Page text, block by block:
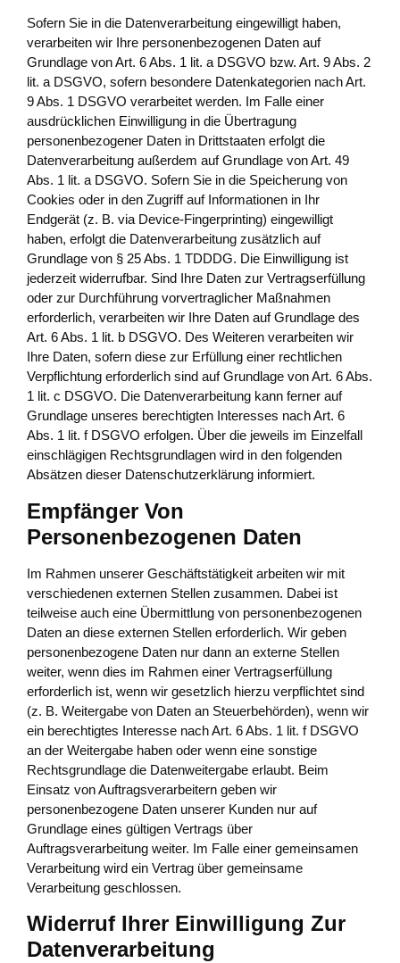
Sofern Sie in die Datenverarbeitung eingewilligt haben,
verarbeiten wir Ihre personenbezogenen Daten auf
Grundlage von Art. 6 Abs. 1 lit. a DSGVO bzw. Art. 9 Abs. 2
lit. a DSGVO, sofern besondere Datenkategorien nach Art.
9 Abs. 1 DSGVO verarbeitet werden. Im Falle einer
ausdrücklichen Einwilligung in die Übertragung
personenbezogener Daten in Drittstaaten erfolgt die
Datenverarbeitung außerdem auf Grundlage von Art. 49
Abs. 1 lit. a DSGVO. Sofern Sie in die Speicherung von
Cookies oder in den Zugriff auf Informationen in Ihr
Endgerät (z. B. via Device-Fingerprinting) eingewilligt
haben, erfolgt die Datenverarbeitung zusätzlich auf
Grundlage von § 25 Abs. 1 TDDDG. Die Einwilligung ist
jederzeit widerrufbar. Sind Ihre Daten zur Vertragserfüllung
oder zur Durchführung vorvertraglicher Maßnahmen
erforderlich, verarbeiten wir Ihre Daten auf Grundlage des
Art. 6 Abs. 1 lit. b DSGVO. Des Weiteren verarbeiten wir
Ihre Daten, sofern diese zur Erfüllung einer rechtlichen
Verpflichtung erforderlich sind auf Grundlage von Art. 6 Abs.
1 lit. c DSGVO. Die Datenverarbeitung kann ferner auf
Grundlage unseres berechtigten Interesses nach Art. 6
Abs. 1 lit. f DSGVO erfolgen. Über die jeweils im Einzelfall
einschlägigen Rechtsgrundlagen wird in den folgenden
Absätzen dieser Datenschutzerklärung informiert.
Empfänger Von
Personenbezogenen Daten
Im Rahmen unserer Geschäftstätigkeit arbeiten wir mit
verschiedenen externen Stellen zusammen. Dabei ist
teilweise auch eine Übermittlung von personenbezogenen
Daten an diese externen Stellen erforderlich. Wir geben
personenbezogene Daten nur dann an externe Stellen
weiter, wenn dies im Rahmen einer Vertragserfüllung
erforderlich ist, wenn wir gesetzlich hierzu verpflichtet sind
(z. B. Weitergabe von Daten an Steuerbehörden), wenn wir
ein berechtigtes Interesse nach Art. 6 Abs. 1 lit. f DSGVO
an der Weitergabe haben oder wenn eine sonstige
Rechtsgrundlage die Datenweitergabe erlaubt. Beim
Einsatz von Auftragsverarbeitern geben wir
personenbezogene Daten unserer Kunden nur auf
Grundlage eines gültigen Vertrags über
Auftragsverarbeitung weiter. Im Falle einer gemeinsamen
Verarbeitung wird ein Vertrag über gemeinsame
Verarbeitung geschlossen.
Widerruf Ihrer Einwilligung Zur
Datenverarbeitung